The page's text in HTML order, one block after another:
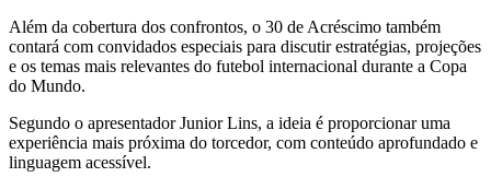
Além da cobertura dos confrontos, o 30 de Acréscimo também
contará com convidados especiais para discutir estratégias, projeções
e os temas mais relevantes do futebol internacional durante a Copa
do Mundo.
Segundo o apresentador Junior Lins, a ideia é proporcionar uma
experiência mais próxima do torcedor, com conteúdo aprofundado e
linguagem acessível.